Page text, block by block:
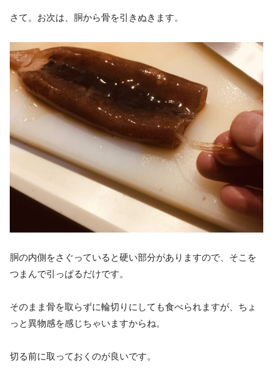
さて。お次は、胴から骨を引きぬきます。
胴の内側をさぐっていると硬い部分がありますので、そこを
つまんで引っぱるだけです。
そのまま骨を取らずに輪切りにしても食べられますが、ちょ
っと異物感を感じちゃいますからね。
切る前に取っておくのが良いです。